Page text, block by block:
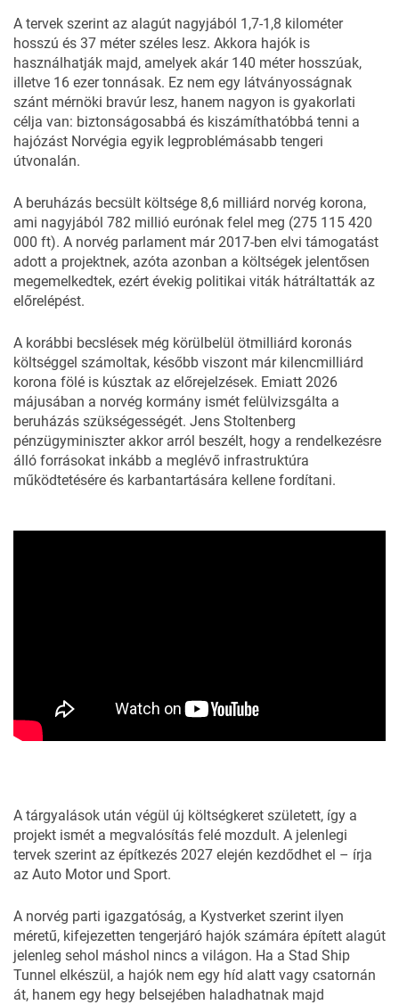
A tervek szerint az alagút nagyjából 1,7-1,8 kilométer
hosszú és 37 méter széles lesz. Akkora hajók is
használhatják majd, amelyek akár 140 méter hosszúak,
illetve 16 ezer tonnásak. Ez nem egy látványosságnak
szánt mérnöki bravúr lesz, hanem nagyon is gyakorlati
célja van: biztonságosabbá és kiszámíthatóbbá tenni a
hajózást Norvégia egyik legproblémásabb tengeri
útvonalán.
A beruházás becsült költsége 8,6 milliárd norvég korona,
ami nagyjából 782 millió eurónak felel meg (275 115 420
000 ft). A norvég parlament már 2017-ben elvi támogatást
adott a projektnek, azóta azonban a költségek jelentősen
megemelkedtek, ezért évekig politikai viták hátráltatták az
előrelépést.
A korábbi becslések még körülbelül ötmilliárd koronás
költséggel számoltak, később viszont már kilencmilliárd
korona fölé is kúsztak az előrejelzések. Emiatt 2026
májusában a norvég kormány ismét felülvizsgálta a
beruházás szükségességét. Jens Stoltenberg
pénzügyminiszter akkor arról beszélt, hogy a rendelkezésre
álló forrásokat inkább a meglévő infrastruktúra
működtetésére és karbantartására kellene fordítani.
A tárgyalások után végül új költségkeret született, így a
projekt ismét a megvalósítás felé mozdult. A jelenlegi
tervek szerint az építkezés 2027 elején kezdődhet el – írja
az Auto Motor und Sport.
A norvég parti igazgatóság, a Kystverket szerint ilyen
méretű, kifejezetten tengerjáró hajók számára épített alagút
jelenleg sehol máshol nincs a világon. Ha a Stad Ship
Tunnel elkészül, a hajók nem egy híd alatt vagy csatornán
át, hanem egy hegy belsejében haladhatnak majd